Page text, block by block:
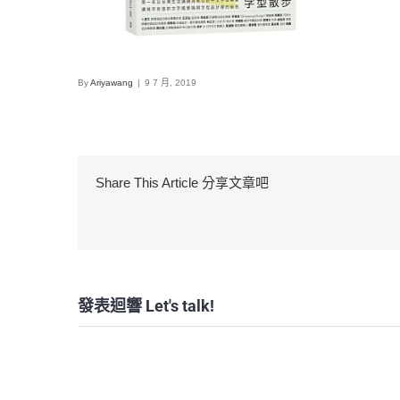
ByAriyawang | 9 7 月, 2019
Share This Article 分享文章吧
發表迴響 Let's talk!